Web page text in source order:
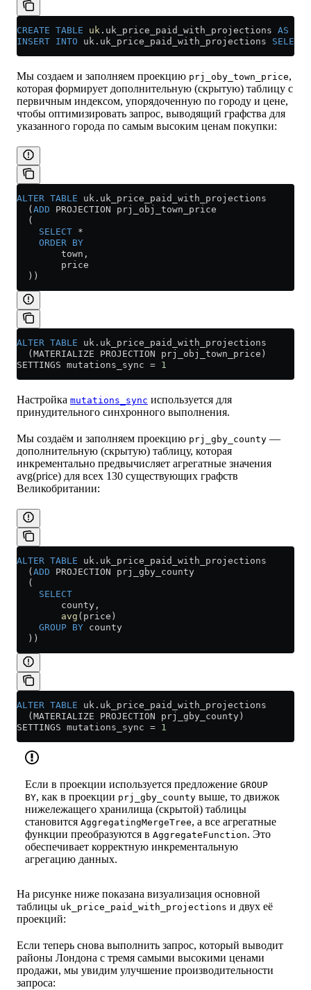
CREATE TABLE uk .uk_price_paid_with_projections AS
INSERT INTO uk . uk_price_paid_with_projections SELECT
Мы создаем и заполняем проекцию prj_oby_town_price,
которая формирует дополнительную (скрытую) таблицу с
первичным индексом, упорядоченную по городу и цене,
чтобы оптимизировать запрос, выводящий графства для
указанного города по самым высоким ценам покупки:
ALTER TABLE uk . uk_price_paid_with_projections
  (
ADD PROJECTION prj_obj_town_price
  (
    SELECT
*
    ORDER BY
        town,
        price
  ))
ALTER TABLE uk . uk_price_paid_with_projections
  (MATERIALIZE PROJECTION prj_obj_town_price)
SETTINGS mutations_sync = 1
Настройка mutations_sync используется для
принудительного синхронного выполнения.
Мы создаём и заполняем проекцию prj_gby_county —
дополнительную (скрытую) таблицу, которая
инкрементально предвычисляет агрегатные значения
avg(price) для всех 130 существующих графств
Великобритании:
ALTER TABLE uk . uk_price_paid_with_projections
  (
ADD PROJECTION prj_gby_county
  (
    SELECT
        county,
        avg
(price)
    GROUP BY
county
  ))
ALTER TABLE uk . uk_price_paid_with_projections
  (MATERIALIZE PROJECTION prj_gby_county)
SETTINGS mutations_sync = 1
Если в проекции используется предложение GROUP
BY, как в проекции prj_gby_county выше, то движок
нижележащего хранилища (скрытой) таблицы
становится AggregatingMergeTree, а все агрегатные
функции преобразуются в AggregateFunction. Это
обеспечивает корректную инкрементальную
агрегацию данных.
На рисунке ниже показана визуализация основной
таблицы uk_price_paid_with_projections и двух её
проекций:
Если теперь снова выполнить запрос, который выводит
районы Лондона с тремя самыми высокими ценами
продажи, мы увидим улучшение производительности
запроса: